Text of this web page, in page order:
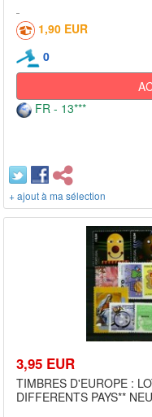
1,90 EUR
0
FR - 13***
+ ajout à ma sélection
3,95 EUR
TIMBRES D'EUROPE :
DIFFERENTS PAYS**